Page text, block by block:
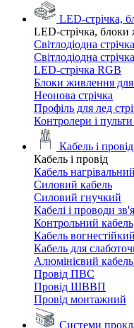
LED-стрічка,
LED-стрічка, блоки
Світлодіодна стрічка
Світлодіодна
LED-стрічка RGB
Блоки живлення для
Неонова стрічка
Профіль для лед
Контролери і пульти
Кабель і провід
Кабель і провід
Кабель нагрівальний
Силовий кабель
Силовий гнучкий
Кабелі і проводи
Контрольний кабель
Кабель вогнестійкий
Кабель для
Алюмінієвий кабель
Провід ПВС
Провід ШВВП
Провід монтажний
Системи